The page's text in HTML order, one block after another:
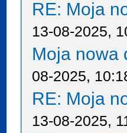
RE: Moja
13-08-2025,
Moja nowa
08-2025,
RE: Moja
13-08-2025,